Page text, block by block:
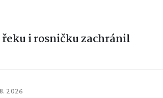
i rosničku zachránil
2026